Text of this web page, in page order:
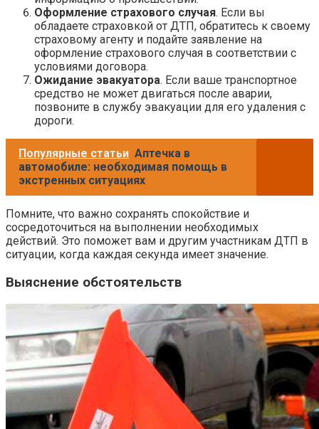
Оформление страхового случая. Если вы
обладаете страховкой от ДТП, обратитесь к своему
страховому агенту и подайте заявление на
оформление страхового случая в соответствии с
условиями договора.
Ожидание эвакуатора. Если ваше транспортное
средство не может двигаться после аварии,
позвоните в службу эвакуации для его удаления с
дороги.
Популярные статьи Аптечка в
автомобиле: необходимая помощь в
экстренных ситуациях
Помните, что важно сохранять спокойствие и
сосредоточиться на выполнении необходимых
действий. Это поможет вам и другим участникам ДТП в
ситуации, когда каждая секунда имеет значение.
Выяснение обстоятельств